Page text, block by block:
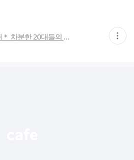
＊여성시대＊ 차분한 20대들의 알흠다운 공간 현
재